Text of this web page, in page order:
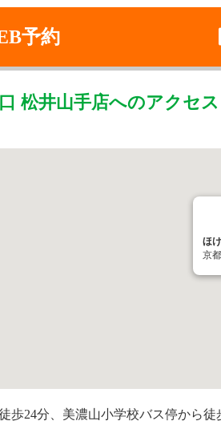
予約
松井山手店へのアクセス
ほ
京
歩24分、美濃山小学校バス停から徒